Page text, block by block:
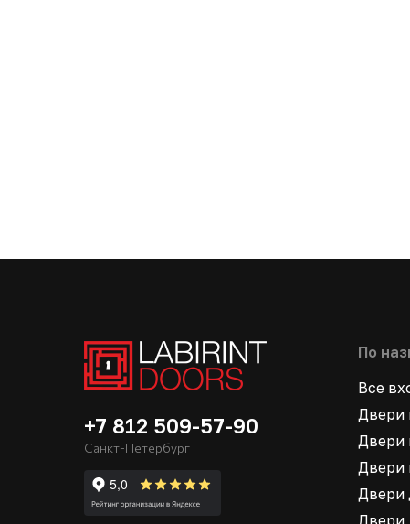
+7 812 509-57-90
Санкт-Петербург
По
Все
Двери
Двери
Двери
Двери
Двери